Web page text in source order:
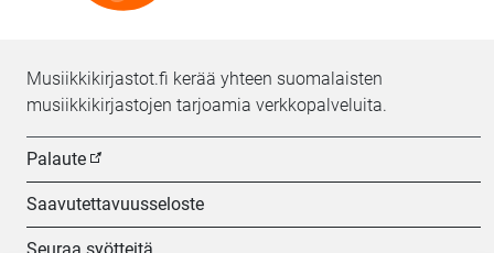
Musiikkikirjastot.fi kerää yhteen suomalaisten
musiikkikirjastojen tarjoamia verkkopalveluita.
Palaute
Saavutettavuusseloste